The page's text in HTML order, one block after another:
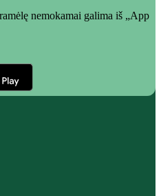
nemokamai galima iš „App